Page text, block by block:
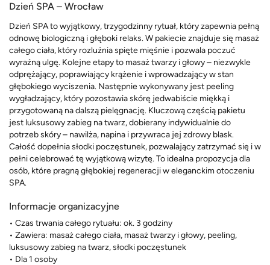
Dzień SPA – Wrocław
Dzień SPA to wyjątkowy, trzygodzinny rytuał, który zapewnia pełną
odnowę biologiczną i głęboki relaks. W pakiecie znajduje się masaż
całego ciała, który rozluźnia spięte mięśnie i pozwala poczuć
wyraźną ulgę. Kolejne etapy to masaż twarzy i głowy – niezwykle
odprężający, poprawiający krążenie i wprowadzający w stan
głębokiego wyciszenia. Następnie wykonywany jest peeling
wygładzający, który pozostawia skórę jedwabiście miękką i
przygotowaną na dalszą pielęgnację. Kluczową częścią pakietu
jest luksusowy zabieg na twarz, dobierany indywidualnie do
potrzeb skóry – nawilża, napina i przywraca jej zdrowy blask.
Całość dopełnia słodki poczęstunek, pozwalający zatrzymać się i w
pełni celebrować tę wyjątkową wizytę. To idealna propozycja dla
osób, które pragną głębokiej regeneracji w eleganckim otoczeniu
SPA.
Informacje organizacyjne
• Czas trwania całego rytuału: ok. 3 godziny
• Zawiera: masaż całego ciała, masaż twarzy i głowy, peeling,
luksusowy zabieg na twarz, słodki poczęstunek
• Dla 1 osoby